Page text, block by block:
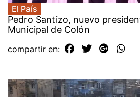
El País
Pedro Santizo, nuevo
Municipal de Colón
compartir en: